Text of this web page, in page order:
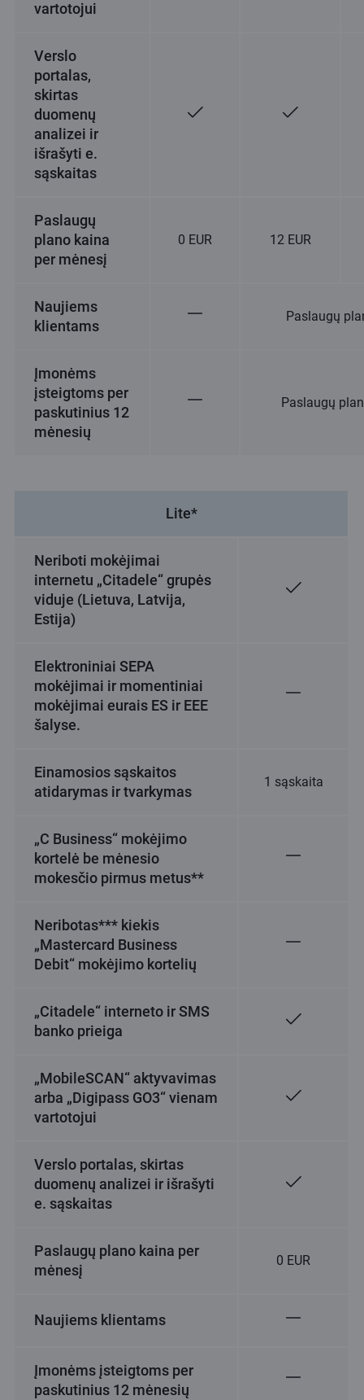
vartotojui
Verslo
portalas,
skirtas
duomenų
analizei ir
išrašyti e.
sąskaitas
Paslaugų
plano kaina
per mėnesį
0 EUR 12 EUR
Naujiems
klientams
Paslaugų
Įmonėms
įsteigtoms per
paskutinius 12
mėnesių
Paslaugų
Lite*
Neriboti mokėjimai
internetu „Citadele“ grupės
viduje (Lietuva, Latvija,
Estija)
Elektroniniai SEPA
mokėjimai ir momentiniai
mokėjimai eurais ES ir EEE
šalyse.
Einamosios sąskaitos
atidarymas ir tvarkymas
1 sąskaita
„C Business“ mokėjimo
kortelė be mėnesio
mokesčio pirmus metus**
Neribotas*** kiekis
„Mastercard Business
Debit“ mokėjimo kortelių
„Citadele“ interneto ir SMS
banko prieiga
„MobileSCAN“ aktyvavimas
arba „Digipass GO3“ vienam
vartotojui
Verslo portalas, skirtas
duomenų analizei ir išrašyti
e. sąskaitas
Paslaugų plano kaina per
mėnesį
0 EUR
Naujiems klientams
Įmonėms įsteigtoms per
paskutinius 12 mėnesių